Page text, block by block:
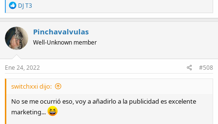
R
e
a
c
t
i
o
n
s
DJ T3
Pinchavalvulas
Well-Unknown member
Ene 24, 2022 #508
switchxxi dijo:
No se me ocurrió eso, voy a añadirlo a la publicidad es excelente
marketing...